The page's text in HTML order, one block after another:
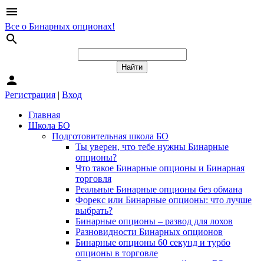
menu
Все о Бинарных опционах!
search
person
Регистрация | Вход
Главная
Школа БО
Подготовительная школа БО
Ты уверен, что тебе нужны Бинарные
опционы?
Что такое Бинарные опционы и Бинарная
торговля
Реальные Бинарные опционы без обмана
Форекс или Бинарные опционы: что лучше
выбрать?
Бинарные опционы – развод для лохов
Разновидности Бинарных опционов
Бинарные опционы 60 секунд и турбо
опционы в торговле